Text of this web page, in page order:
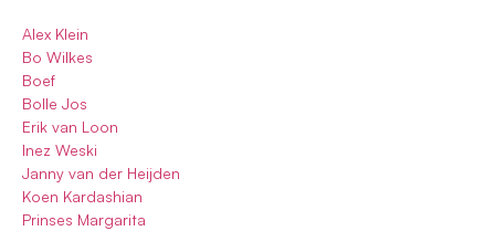
Alex Klein
Bo Wilkes
Boef
Bolle Jos
Erik van Loon
Inez Weski
Janny van der Heijden
Koen Kardashian
Prinses Margarita